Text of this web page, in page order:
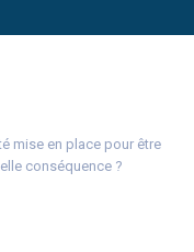
mise en place pour être
conséquence ?